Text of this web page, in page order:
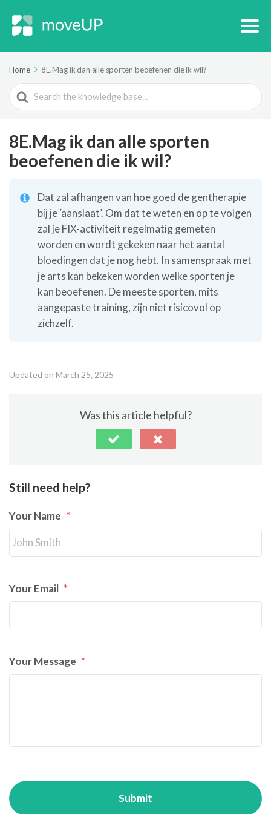
Home 8E.Mag ik dan alle sporten beoefenen die ik wil?
Search
For
8E.Mag ik dan alle sporten
beoefenen die ik wil?
Dat zal afhangen van hoe goed de gentherapie
bij je ‘aanslaat’. Om dat te weten en op te volgen
zal je FIX-activiteit regelmatig gemeten
worden en wordt gekeken naar het aantal
bloedingen dat je nog hebt. In samenspraak met
je arts kan bekeken worden welke sporten je
kan beoefenen. De meeste sporten, mits
aangepaste training, zijn niet risicovol op
zichzelf.
Updated on March 25, 2025
Was this article helpful?
Still need help?
Your Name *
Your Email *
Your Message *